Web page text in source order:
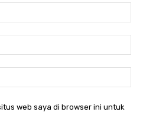
web saya di browser ini untuk